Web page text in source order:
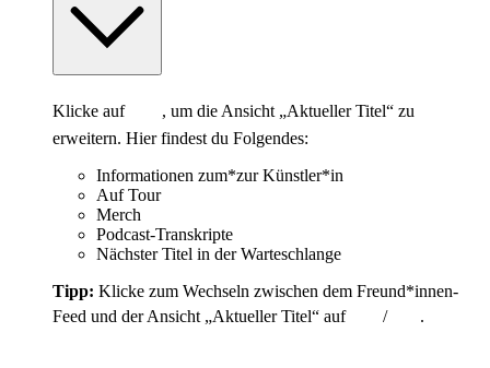
Klicke auf
, um die Ansicht „Aktueller Titel“ zu
erweitern. Hier findest du Folgendes:
Informationen zum*zur Künstler*in
Auf Tour
Merch
Podcast-Transkripte
Nächster Titel in der Warteschlange
Tipp: Klicke zum Wechseln zwischen dem Freund*innen-
Feed und der Ansicht „Aktueller Titel“ auf
/ .